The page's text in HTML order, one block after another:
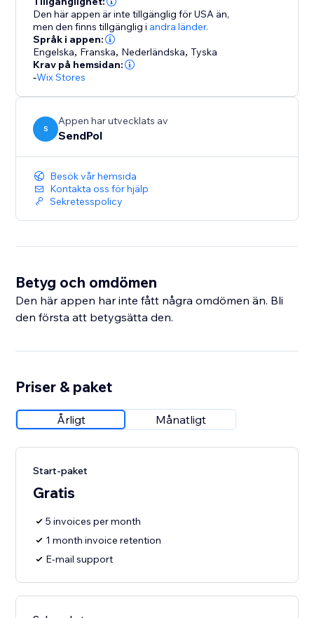
Den här appen är inte tillgänglig för USA än,
men den finns tillgänglig i andra länder.
Språk i appen:
Engelska, Franska, Nederländska,Tyska
Krav på hemsidan:
-Wix Stores
S
Appen har utvecklats av
SendPol
Besök vår hemsida
Kontakta oss för hjälp
Sekretesspolicy
Betyg och omdömen
Den här appen har inte fått några omdömen än. Bli
den första att betygsätta den.
Priser & paket
Årligt Månatligt
Start-paket
Gratis
5 invoices per month
1 month invoice retention
E-mail support